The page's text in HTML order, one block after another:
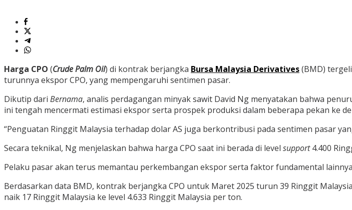
Harga CPO (Crude Palm Oil) di kontrak berjangka Bursa Malaysia Derivatives(BMD)
turunnya ekspor CPO, yang mempengaruhi sentimen pasar.
Dikutip dari Bernama, analis perdagangan minyak sawit David Ng menyatakan bahwa
ini tengah mencermati estimasi ekspor serta prospek produksi dalam beberapa pekan ke
“Penguatan Ringgit Malaysia terhadap dolar AS juga berkontribusi pada sentimen pasar
Secara teknikal, Ng menjelaskan bahwa harga CPO saat ini berada di level support4.400
Pelaku pasar akan terus memantau perkembangan ekspor serta faktor fundamental
Berdasarkan data BMD, kontrak berjangka CPO untuk Maret 2025 turun 39 Ringgit
naik 17 Ringgit Malaysia ke level 4.633 Ringgit Malaysia per ton.